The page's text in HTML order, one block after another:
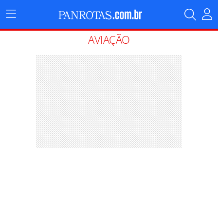
Menu
Principal
AVIAÇÃO